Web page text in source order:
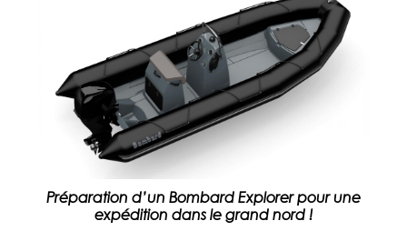
Préparation d’un Bombard Explorer pour une
expédition dans le grand nord !